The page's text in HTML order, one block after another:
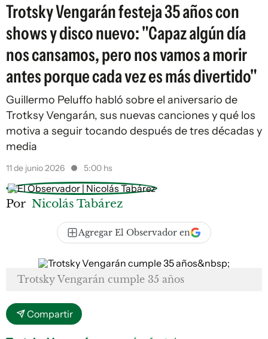
Trotsky Vengarán festeja 35 años con
shows y disco nuevo: "Capaz algún día
nos cansamos, pero nos vamos a morir
antes porque cada vez es más divertido"
Guillermo Peluffo habló sobre el aniversario de
Trotksy Vengarán, sus nuevas canciones y qué los
motiva a seguir tocando después de tres décadas y
media
11 de junio 2026 5:00 hs
Por Nicolás Tabárez
Agregar El Observador en
Trotsky Vengarán cumple 35 años
Compartir